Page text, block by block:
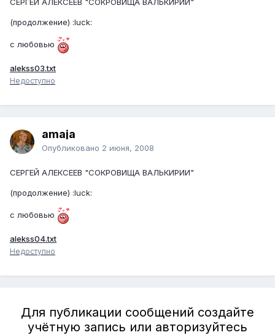
(продолжение) :luck:
с любовью
alekss03.txt
Недоступно
amaja
Опубликовано 2 июня, 2008
СЕРГЕЙ АЛЕКСЕЕВ "СОКРОВИЩА ВАЛЬКИРИИ"
(продолжение) :luck:
с любовью
alekss04.txt
Недоступно
Для публикации сообщений создайте
учётную запись или авторизуйтесь